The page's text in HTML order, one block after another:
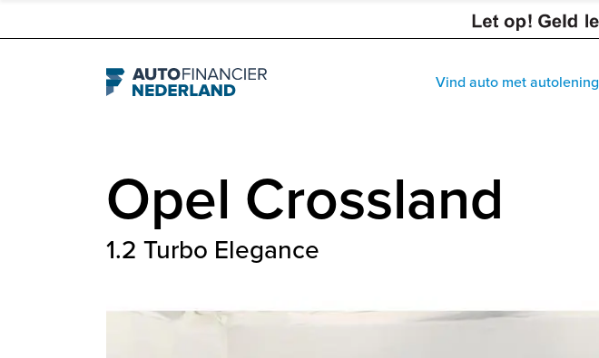
Navigation Vind auto met autolening
Opel Crossland
1.2 Turbo Elegance